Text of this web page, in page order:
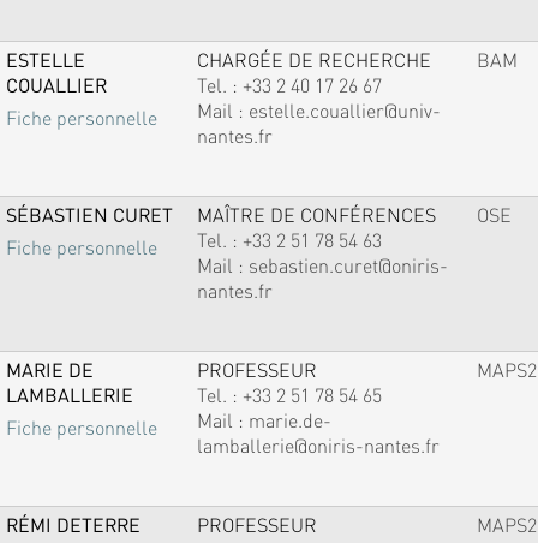
ESTELLE
COUALLIER
Fiche personnelle
CHARGÉE DE RECHERCHE
Tel. : +33 2 40 17 26 67
Mail : estelle.couallier@univ-
nantes.fr
BAM
SÉBASTIEN CURET
Fiche personnelle
MAÎTRE DE CONFÉRENCES
Tel. : +33 2 51 78 54 63
Mail : sebastien.curet@oniris-
nantes.fr
OSE
MARIE DE
LAMBALLERIE
Fiche personnelle
PROFESSEUR
Tel. : +33 2 51 78 54 65
Mail : marie.de-
lamballerie@oniris-nantes.fr
MAPS2
RÉMI DETERRE
PROFESSEUR
MAPS2